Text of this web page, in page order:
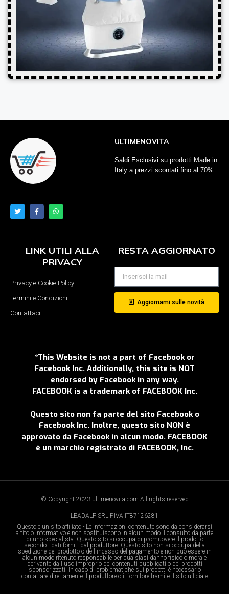
ULTIMENOVITA
Saldi Esclusivi su prodotti Made in
Italy a prezzi scontati fino al 70%
LINK UTILI ALLA
PRIVACY
Privacy e Cookie Policy
Termini e Condizioni
Contattaci
RESTA AGGIORNATO
Aggiornami sulle novità
*This Website is not a part of Facebook or
Facebook Inc. Additionally, this site is NOT
endorsed by Facebook in any way.
FACEBOOK is a trademark of FACEBOOK Inc.
Questo sito non fa parte del sito Facebook o
Facebook Inc. Inoltre, questo sito NON è
approvato da Facebook in alcun modo. FACEBOOK
è un marchio registrato di FACEBOOK, Inc.
© Copyright 2023 ultimenovita.com All rights reserved
LEADALF SRL P.IVA IT87126281
Questo è un sito affiliato - Le informazioni contenute sono da considerarsi
a titolo informativo e non sostituiscono in alcun modo il consulto da parte
di uno specialista. Questo sito si occupa di promuovere il prodotto
secondo i dati forniti dal produttore. Questo sito non si occupa della
spedizione del prodotto o dell'incasso del pagamento e non può essere in
alcun modo ritenuto responsabile per qualsiasi danno fisico o morale
derivante dall'uso improprio dei contenuti pubblicati o dei prodotti
sponsorizzati. In caso di problematiche sui prodotti è necessario
contattare direttamente il produttore o il fornitore tramite il sito ufficiale